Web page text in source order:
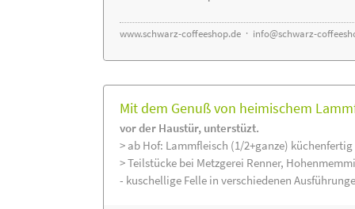
www.schwarz-coffeeshop.de · info@schwarz-
Mit dem Genuß von heimischem
vor der Haustür, unterstüzt.
> ab Hof: Lammfleisch (1/2+ganze)
> Teilstücke bei Metzgerei Renner,
- kuschellige Felle in verschiedenen